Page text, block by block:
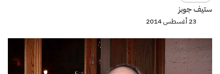
ستيف جوبز
23 أغسطس 2014